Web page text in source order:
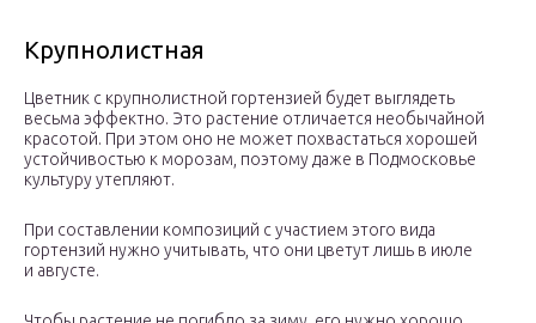
Крупнолистная
Цветник с крупнолистной гортензией будет выглядеть
весьма эффектно. Это растение отличается необычайной
красотой. При этом оно не может похвастаться хорошей
устойчивостью к морозам, поэтому даже в Подмосковье
культуру утепляют.
При составлении композиций с участием этого вида
гортензий нужно учитывать, что они цветут лишь в июле
и августе.